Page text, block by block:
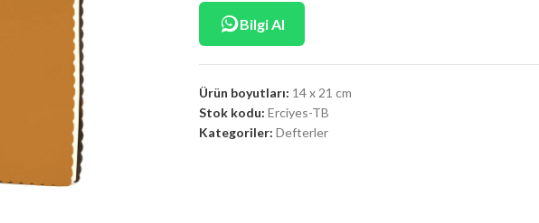
Bilgi Al
Ürün boyutları: 14 x 21 cm
Stok kodu: Erciyes-TB
Kategoriler: Defterler